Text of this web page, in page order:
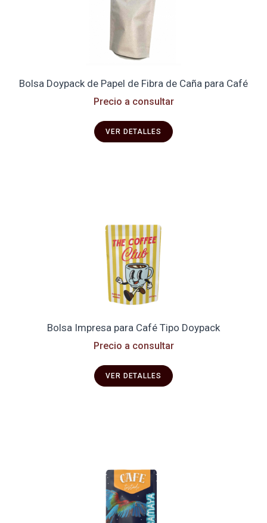
Bolsa Doypack de Papel de Fibra de Caña para Café
Precio a consultar
VER DETALLES
Bolsa Impresa para Café Tipo Doypack
Precio a consultar
VER DETALLES